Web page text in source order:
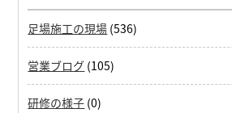
足場施工の現場 (536)
営業ブログ (105)
研修の様子 (0)